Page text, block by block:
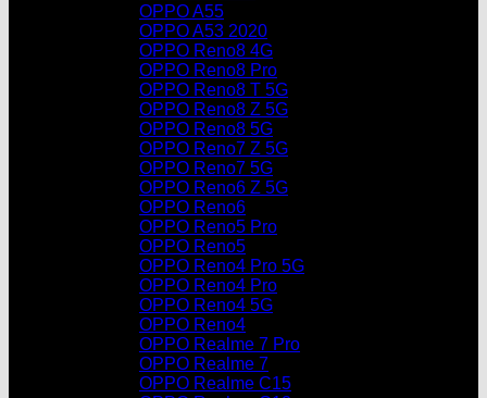
OPPO A55
OPPO A53 2020
OPPO Reno8 4G
OPPO Reno8 Pro
OPPO Reno8 T 5G
OPPO Reno8 Z 5G
OPPO Reno8 5G
OPPO Reno7 Z 5G
OPPO Reno7 5G
OPPO Reno6 Z 5G
OPPO Reno6
OPPO Reno5 Pro
OPPO Reno5
OPPO Reno4 Pro 5G
OPPO Reno4 Pro
OPPO Reno4 5G
OPPO Reno4
OPPO Realme 7 Pro
OPPO Realme 7
OPPO Realme C15